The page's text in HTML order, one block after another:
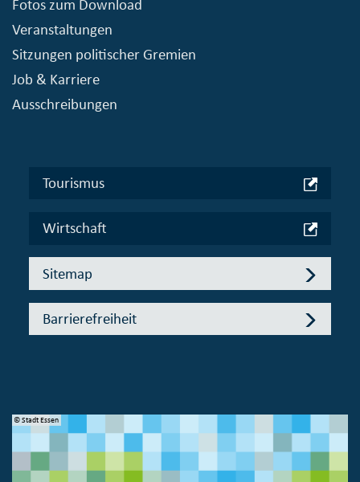
Fotos zum Download
Veranstaltungen
Sitzungen politischer Gremien
Job & Karriere
Ausschreibungen
Tourismus
Wirtschaft
Sitemap
Barrierefreiheit
© Stadt Essen